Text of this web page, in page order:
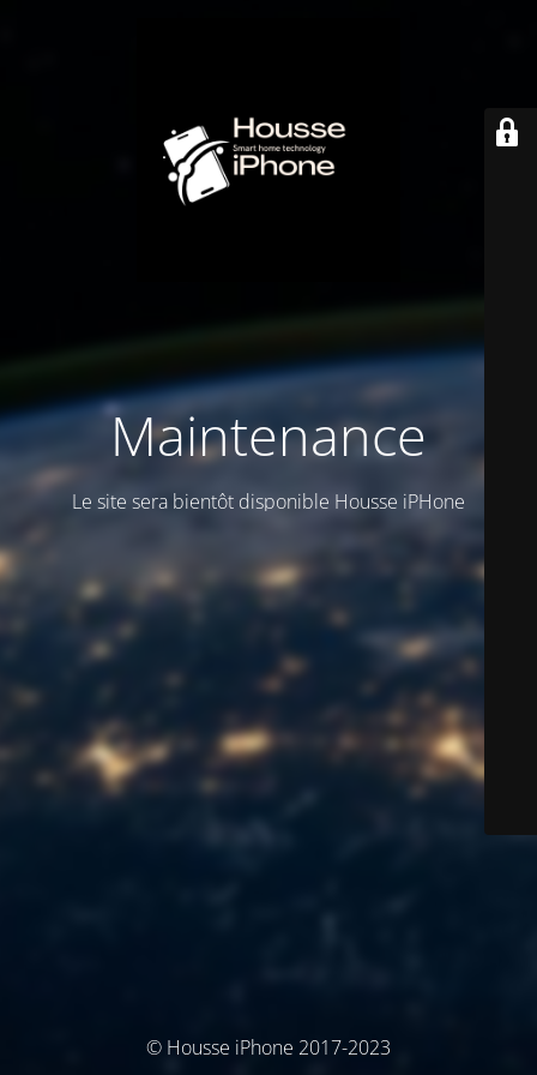
Maintenance
Le site sera bientôt disponible Housse iPHone
© Housse iPhone 2017-2023